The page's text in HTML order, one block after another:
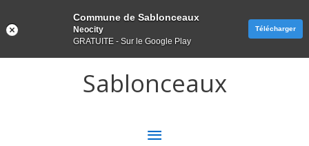
Sablonceaux
MENU
Commune de Sablonceaux
Neocity
GRATUITE - Sur le Google Play
Télécharger